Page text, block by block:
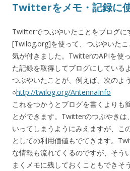
Twitterをメモ・記録
Twitterでつぶやいたことをブログに
[Twilog.org]を使って、つぶやいた
気が付きました。TwitterのAPIを使
た記録を取得してブログにしている
つぶやいたことが、例えば、次のよ
○http://twilog.org/AntennaInfo
これをつかうとブログを書くよりも
とができます。Twitterのつぶやきは
いってしまうようにみえますが、こ
としての利用価値もでてきます。
な情報も流れてくるのですが、そう
まくメモに残しておくこともできそ